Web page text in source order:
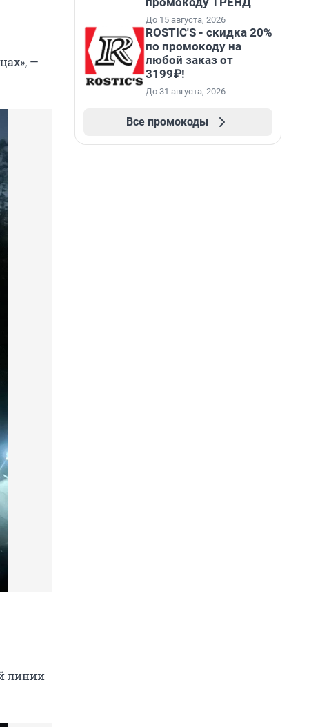
—
линии
До 15 августа, 2026
ROSTIC'S - скидка 20%
по промокоду на
любой заказ от
3199₽!
До 31 августа, 2026
Все промокоды